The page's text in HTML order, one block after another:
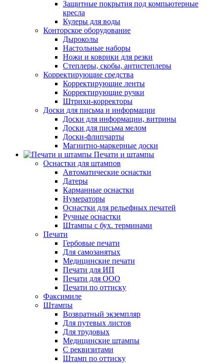
Защитные покрытия под компьютерные
кресла
Кулеры для воды
Конторское оборудование
Дыроколы
Настольные наборы
Ножи и коврики для резки
Степлеры, скобы, антистеплеры
Корректирующие средства
Корректирующие ленты
Корректирующие ручки
Штрихи-корректоры
Доски для письма и информации
Доски для информации, витрины
Доски для письма мелом
Доски-флипчарты
Магнитно-маркерные доски
Печати и штампы
Оснастки для штампов
Автоматические оснастки
Датеры
Карманные оснастки
Нумераторы
Оснастки для рельефных печатей
Ручные оснастки
Штампы с бух. терминами
Печати
Гербовые печати
Для самозанятых
Медицинские печати
Печати для ИП
Печати для ООО
Печати по оттиску
Факсимиле
Штампы
Возвратный экземпляр
Для путевых листов
Для трудовых
Медицинские штампы
С реквизитами
Штамп по оттиску